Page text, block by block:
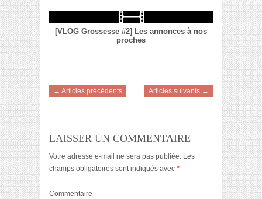
[VLOG Grossesse #2] Les annonces à nos
proches
← Articles précédents Articles suivants →
LAISSER UN COMMENTAIRE
Votre adresse e-mail ne sera pas publiée. Les
champs obligatoires sont indiqués avec *
Commentaire